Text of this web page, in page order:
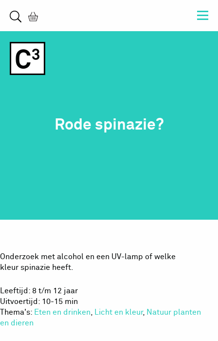
Rode spinazie?
Onderzoek met alcohol en een UV-lamp of welke
kleur spinazie heeft.
Leeftijd: 8 t/m 12 jaar
Uitvoertijd: 10-15 min
Thema's: Eten en drinken Licht en kleur, Natuur planten
en dieren